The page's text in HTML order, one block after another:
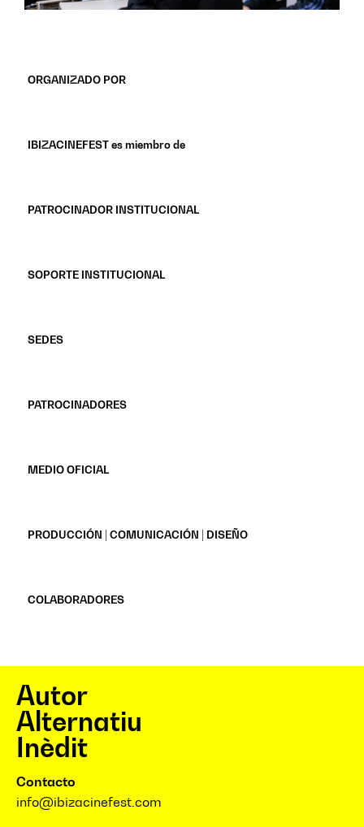
ORGANIZADO POR
IBIZACINEFEST es miembro de
PATROCINADOR INSTITUCIONAL
SOPORTE INSTITUCIONAL
SEDES
PATROCINADORES
MEDIO OFICIAL
PRODUCCIÓN | COMUNICACIÓN | DISEÑO
COLABORADORES
Autor
Alternatiu
Inèdit
Contacto
info@ibizacinefest.com